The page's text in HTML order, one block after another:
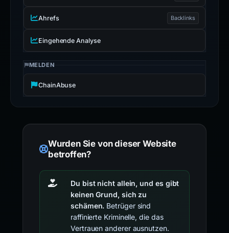
Ahrefs Backlinks
Eingehende Analyse
MELDEN
ChainAbuse
Wurden Sie von dieser Website
betroffen?
Du bist nicht allein, und es gibt
keinen Grund, sich zu
schämen. Betrüger sind
raffinierte Kriminelle, die das
Vertrauen anderer ausnutzen.